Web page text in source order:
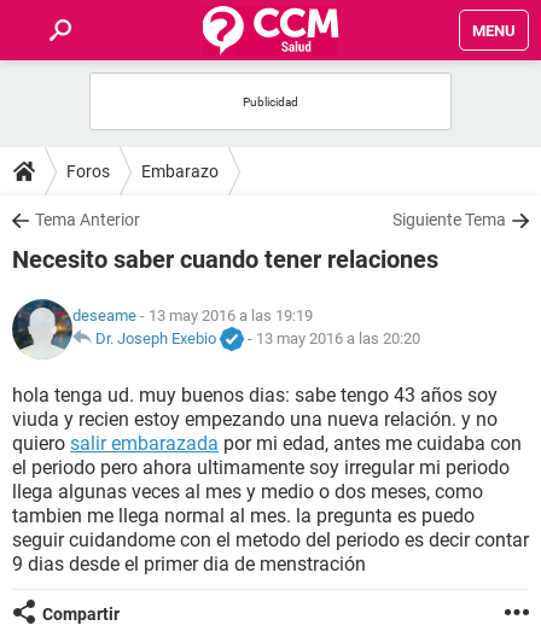
MENU
FOROS
SALUD
NUTRICIÓN
BIENESTAR
SEXUALIDAD
GLOSARIO
Foros Embarazo
Tema Anterior Siguiente Tema
Necesito saber cuando tener relaciones
deseame - 13 may 2016 a las 19:19
Dr. Joseph Exebio
- 13 may 2016 a las 20:20
hola tenga ud. muy buenos dias: sabe tengo 43 años soy
viuda y recien estoy empezando una nueva relación. y no
quiero salir embarazada por mi edad, antes me cuidaba con
el periodo pero ahora ultimamente soy irregular mi periodo
llega algunas veces al mes y medio o dos meses, como
tambien me llega normal al mes. la pregunta es puedo
seguir cuidandome con el metodo del periodo es decir contar
9 dias desde el primer dia de menstración
Compartir